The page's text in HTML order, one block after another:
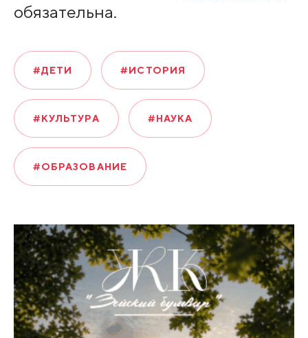
обязательна.
#ДЕТИ #ИСТОРИЯ
#КУЛЬТУРА #НАУКА
#ОБРАЗОВАНИЕ